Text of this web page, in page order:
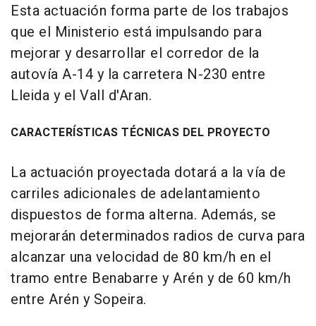
Esta actuación forma parte de los trabajos
que el Ministerio está impulsando para
mejorar y desarrollar el corredor de la
autovía A-14 y la carretera N-230 entre
Lleida y el Vall d'Aran.
CARACTERÍSTICAS TÉCNICAS DEL PROYECTO
La actuación proyectada dotará a la vía de
carriles adicionales de adelantamiento
dispuestos de forma alterna. Además, se
mejorarán determinados radios de curva para
alcanzar una velocidad de 80 km/h en el
tramo entre Benabarre y Arén y de 60 km/h
entre Arén y Sopeira.